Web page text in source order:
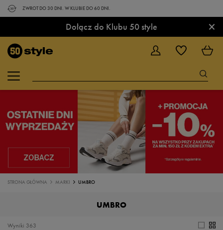
ZWROT DO 30 DNI. W KLUBIE DO 60 DNI.
Dołącz do Klubu 50 style ×
STRONA GŁÓWNA MARKI UMBRO
UMBRO
363
Wyniki